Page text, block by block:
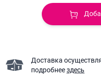
Доставка
подробнеездесь